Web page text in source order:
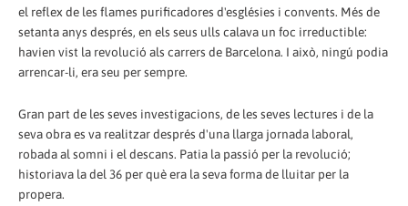
el reflex de les flames purificadores d'esglésies i convents. Més de
setanta anys després, en els seus ulls calava un foc irreductible:
havien vist la revolució als carrers de Barcelona. I això, ningú podia
arrencar-li, era seu per sempre.
Gran part de les seves investigacions, de les seves lectures i de la
seva obra es va realitzar després d'una llarga jornada laboral,
robada al somni i el descans. Patia la passió per la revolució;
historiava la del 36 per què era la seva forma de lluitar per la
propera.